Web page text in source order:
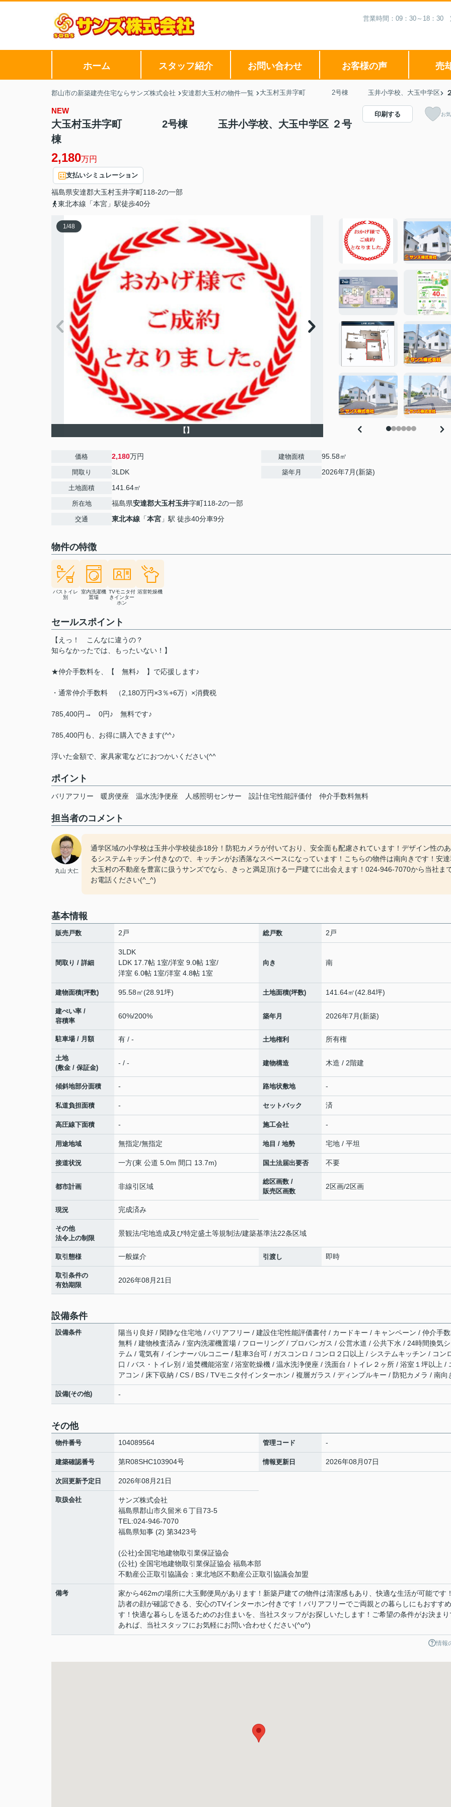
営業時間：09：30～18：30
ホーム スタッフ紹介 お問い合わせ お客様の声 売
郡山市の新築建売住宅ならサンズ株式会社 安達郡大玉村の物件一覧 大玉村玉井字町 2号棟 玉井小学校、大玉中学区
NEW
大玉村玉井字町 2号棟 玉井小学校、大玉中学区 ２号
棟
2,180万円
支払いシミュレーション
福島県安達郡大玉村玉井字町118-2の一部
東北本線「本宮」駅徒歩40分
印刷する お
1/48
【】
価格 2,180万円
間取り 3LDK
土地面積 141.64㎡
所在地 福島県安達郡大玉村玉井字町118-2の一部
交通 東北本線 「本宮 」駅 徒歩40分車9分
建物面積 95.58㎡
築年月 2026年7月(新築)
物件の特徴
バストイレ
別
室内洗濯機
置場
TVモニタ付
きインター
ホン
浴室乾燥機
セールスポイント
【えっ！ こんなに違うの？
知らなかったでは、もったいない！】
★仲介手数料を、【 無料♪ 】で応援します♪
・通常仲介手数料 （2,180万円×3％+6万）×消費税
785,400円→ 0円♪ 無料です♪
785,400円も、お得に購入できます(^^♪
浮いた金額で、家具家電などにおつかいください(^^
ポイント
バリアフリー 暖房便座 温水洗浄便座 人感照明センサー 設計住宅性能評価付 仲介手数料無料
担当者のコメント
丸山 大仁
通学区域の小学校は玉井小学校徒歩18分！防犯カメラが付いており、安全面も配慮されています！デザイン性のあ
るシステムキッチン付きなので、キッチンがお洒落なスペースになっています！こちらの物件は南向きです！安
大玉村の不動産を豊富に扱うサンズでなら、きっと満足頂ける一戸建てに出会えます！024-946-7070から当社ま
お電話ください(^_^)
基本情報
販売戸数 2戸 総戸数 2戸
間取り / 詳細
3LDK
LDK 17.7帖 1室/洋室 9.0帖 1室/
洋室 6.0帖 1室/洋室 4.8帖 1室
向き 南
建物面積(坪数) 95.58㎡(28.91坪) 土地面積(坪数) 141.64㎡(42.84坪)
建ぺい率 /
容積率
60%/200% 築年月 2026年7月(新築)
駐車場 / 月額 有 / - 土地権利 所有権
土地
(敷金 / 保証金)
- / - 建物構造 木造 / 2階建
傾斜地部分面積 - 路地状敷地 -
私道負担面積 - セットバック 済
高圧線下面積 - 施工会社 -
用途地域 無指定/無指定 地目 / 地勢 宅地 / 平坦
接道状況 一方(東 公道 5.0m 間口 13.7m) 国土法届出要否 不要
都市計画 非線引区域
総区画数 /
販売区画数
2区画/2区画
現況 完成済み
その他
法令上の制限
景観法/宅地造成及び特定盛土等規制法/建築基準法22条区域
取引態様 一般媒介 引渡し 即時
取引条件の
有効期限
2026年08月21日
設備条件
設備条件
陽当り良好 / 閑静な住宅地 / バリアフリー / 建設住宅性能評価書付 / カードキー / キャンペーン / 仲介手
無料 / 建物検査済み / 室内洗濯機置場 / フローリング / プロパンガス / 公営水道 / 公共下水 / 24時間換気
テム / 電気有 / インナーバルコニー / 駐車3台可 / ガスコンロ / コンロ２口以上 / システムキッチン / コン
口 / バス・トイレ別 / 追焚機能浴室 / 浴室乾燥機 / 温水洗浄便座 / 洗面台 / トイレ２ヶ所 / 浴室１坪以上 /
アコン / 床下収納 / CS / BS / TVモニタ付インターホン / 複層ガラス / ディンプルキー / 防犯カメラ / 南向
設備(その他) -
その他
物件番号 104089564 管理コード -
建築確認番号 第R08SHC103904号 情報更新日 2026年08月07日
次回更新予定日 2026年08月21日
取扱会社
サンズ株式会社
福島県郡山市久留米６丁目73-5
TEL:024-946-7070
福島県知事 (2) 第3423号
(公社)全国宅地建物取引業保証協会
(公社) 全国宅地建物取引業保証協会 福島本部
不動産公正取引協議会：東北地区不動産公正取引協議会加盟
備考
家から462mの場所に大玉郵便局があります！新築戸建ての物件は清潔感もあり、快適な生活が可能です
訪者の顔が確認できる、安心のTVインターホン付きです！バリアフリーでご両親との暮らしにもおすす
す！快適な暮らしを送るためのお住まいを、当社スタッフがお探しいたします！ご希望の条件がお決まり
あれば、当社スタッフにお気軽にお問い合わせください(^o^)
情報